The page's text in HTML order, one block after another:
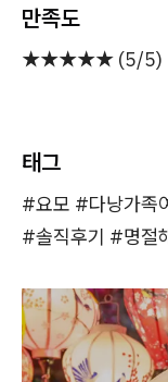
만족도
★★★★★ (5/5)
태그
#요모 #다낭가족
#솔직후기 #명절